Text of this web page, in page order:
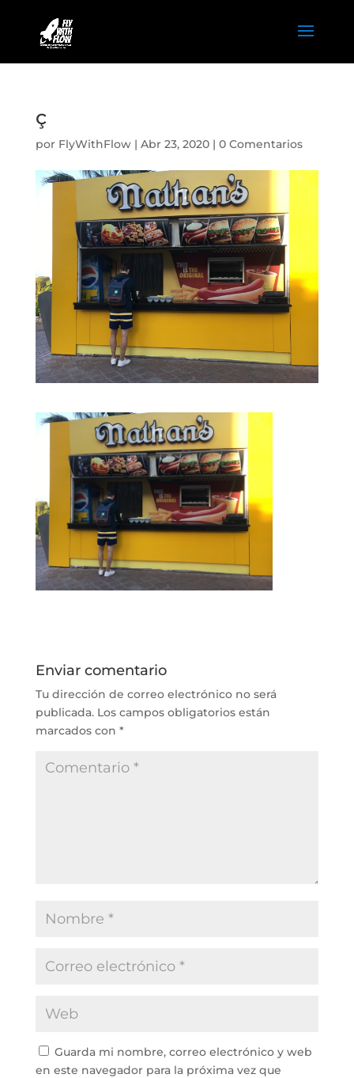
ç
por FlyWithFlow| Abr 23, 2020| 0 Comentarios
Enviar comentario
Tu dirección de correo electrónico no será
publicada. Los campos obligatorios están
marcados con *
Guarda mi nombre, correo electrónico y web
en este navegador para la próxima vez que